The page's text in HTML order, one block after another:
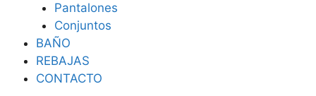
Pantalones
Conjuntos
BAÑO
REBAJAS
CONTACTO